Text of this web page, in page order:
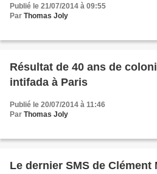
Publié le 21/07/2014 à 09:55
Par Thomas Joly
Résultat de 40 ans de
intifada à Paris
Publié le 20/07/2014 à 11:46
Par Thomas Joly
Le dernier SMS de